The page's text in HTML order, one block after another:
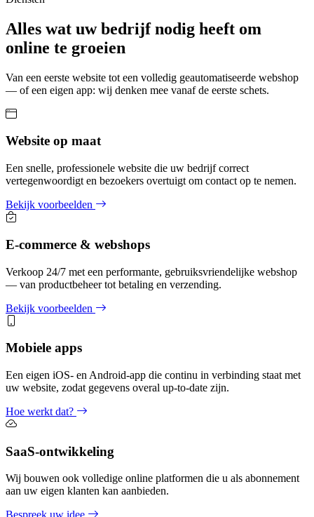
Alles wat uw bedrijf nodig heeft om
online te groeien
Van een eerste website tot een volledig geautomatiseerde webshop
— of een eigen app: wij denken mee vanaf de eerste schets.
Website op maat
Een snelle, professionele website die uw bedrijf correct
vertegenwoordigt en bezoekers overtuigt om contact op te nemen.
Bekijk voorbeelden
E-commerce & webshops
Verkoop 24/7 met een performante, gebruiksvriendelijke webshop
— van productbeheer tot betaling en verzending.
Bekijk voorbeelden
Mobiele apps
Een eigen iOS- en Android-app die continu in verbinding staat met
uw website, zodat gegevens overal up-to-date zijn.
Hoe werkt dat?
SaaS-ontwikkeling
Wij bouwen ook volledige online platformen die u als abonnement
aan uw eigen klanten kan aanbieden.